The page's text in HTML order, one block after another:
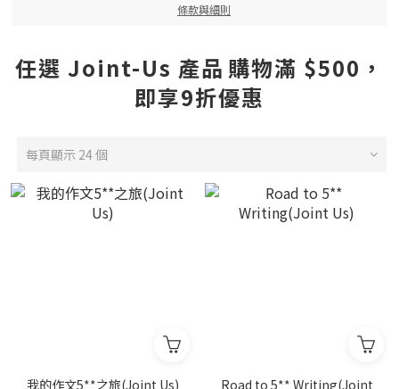
條款與細則
任選 Joint-Us 產品⁠⁠購物滿 $500，
即享9折優惠
每頁顯示 24 個
我的作文5**之旅(Joint Us)
Road to 5** Writing(Joint